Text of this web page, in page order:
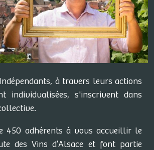
à travers leurs actions
individualisées, s'inscrivent dans
450 adhérents à vous accueillir le
des Vins d’Alsace et font partie